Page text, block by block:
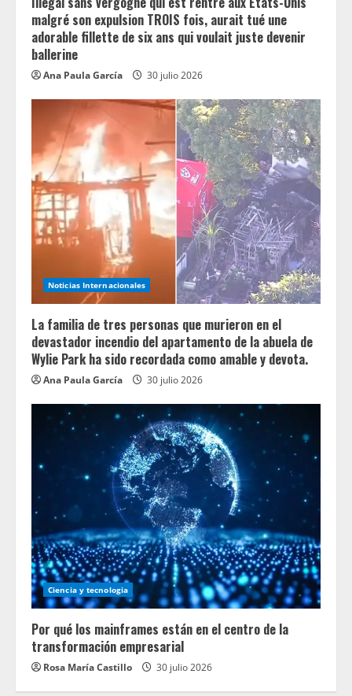
malgré son expulsion TROIS fois, aurait tué une
adorable fillette de six ans qui voulait juste devenir
ballerine
Ana Paula García 30 julio 2026
Noticias Internacionales
La familia de tres personas que murieron en el
devastador incendio del apartamento de la abuela de
Wylie Park ha sido recordada como amable y devota.
Ana Paula García 30 julio 2026
Ciencia y tecnologia
Por qué los mainframes están en el centro de la
transformación empresarial
Rosa María Castillo 30 julio 2026